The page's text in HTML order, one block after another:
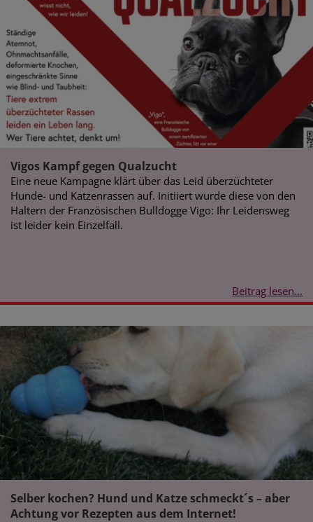
Vigos Kampf gegen Qualzucht
Eine neue Kampagne klärt über das Leid überzüchteter
Hunde- und Katzenrassen auf. Initiiert wurde diese von den
Haltern der Französischen Bulldogge Vigo: Ihr Leidensweg
ist leider kein Einzelfall.
Beitrag lesen...
Selber kochen? Hund und Katze schmeckt´s – aber
Achtung vor Rezepten aus dem Internet!